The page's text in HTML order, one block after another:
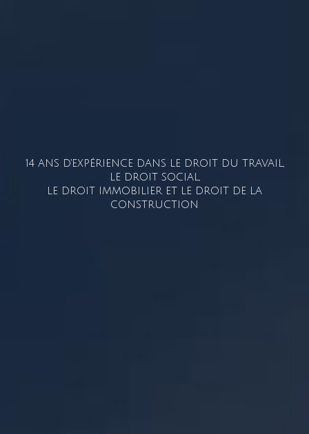
14 ANS D'EXPÉRIENCE DANS LE DROIT DU TRAVAIL,
LE DROIT SOCIAL,
LE DROIT IMMOBILIER ET LE DROIT DE LA
CONSTRUCTION